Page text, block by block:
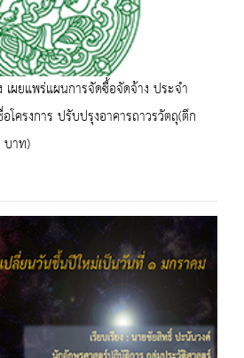
เผยแพร่แผนการจัดซื้อจัดจ้าง ประจำ
ครงการ ปรับปรุงอาคารถาวรวัตถุ(ตึก
บาท)